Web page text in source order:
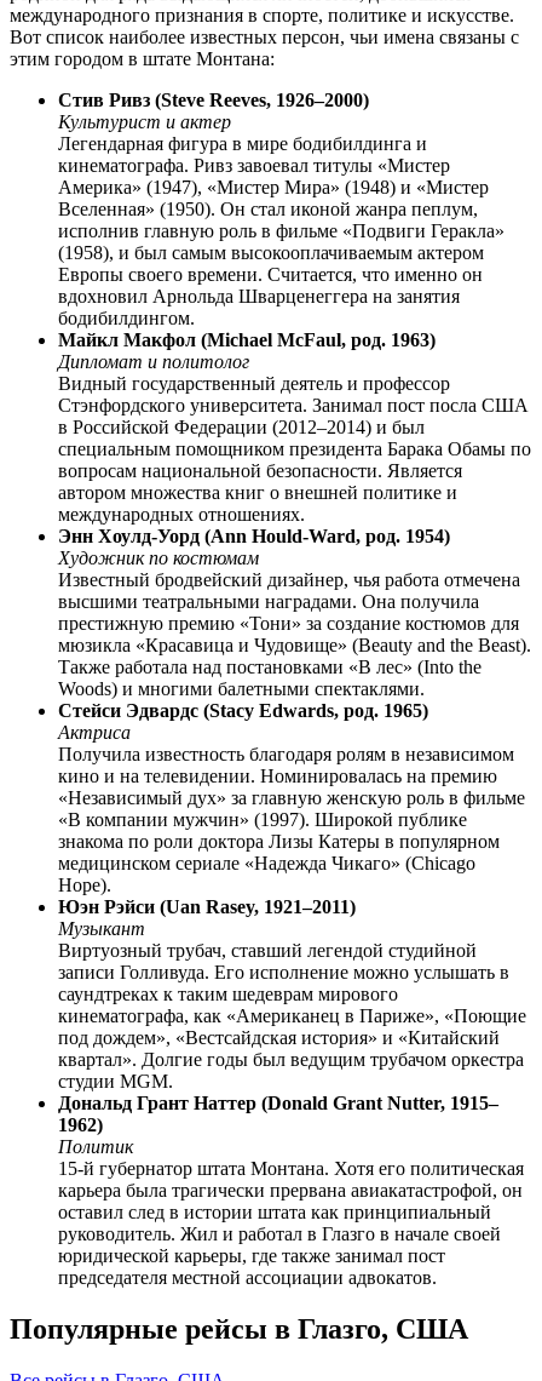
международного признания в спорте, политике и искусстве.
Вот список наиболее известных персон, чьи имена связаны с
этим городом в штате Монтана:
Стив Ривз (Steve Reeves, 1926–2000)
Культурист и актер
Легендарная фигура в мире бодибилдинга и
кинематографа. Ривз завоевал титулы «Мистер
Америка» (1947), «Мистер Мира» (1948) и «Мистер
Вселенная» (1950). Он стал иконой жанра пеплум,
исполнив главную роль в фильме «Подвиги Геракла»
(1958), и был самым высокооплачиваемым актером
Европы своего времени. Считается, что именно он
вдохновил Арнольда Шварценеггера на занятия
бодибилдингом.
Майкл Макфол (Michael McFaul, род. 1963)
Дипломат и политолог
Видный государственный деятель и профессор
Стэнфордского университета. Занимал пост посла США
в Российской Федерации (2012–2014) и был
специальным помощником президента Барака Обамы по
вопросам национальной безопасности. Является
автором множества книг о внешней политике и
международных отношениях.
Энн Хоулд-Уорд (Ann Hould-Ward, род. 1954)
Художник по костюмам
Известный бродвейский дизайнер, чья работа отмечена
высшими театральными наградами. Она получила
престижную премию «Тони» за создание костюмов для
мюзикла «Красавица и Чудовище» (Beauty and the Beast).
Также работала над постановками «В лес» (Into the
Woods) и многими балетными спектаклями.
Стейси Эдвардс (Stacy Edwards, род. 1965)
Актриса
Получила известность благодаря ролям в независимом
кино и на телевидении. Номинировалась на премию
«Независимый дух» за главную женскую роль в фильме
«В компании мужчин» (1997). Широкой публике
знакома по роли доктора Лизы Катеры в популярном
медицинском сериале «Надежда Чикаго» (Chicago
Hope).
Юэн Рэйси (Uan Rasey, 1921–2011)
Музыкант
Виртуозный трубач, ставший легендой студийной
записи Голливуда. Его исполнение можно услышать в
саундтреках к таким шедеврам мирового
кинематографа, как «Американец в Париже», «Поющие
под дождем», «Вестсайдская история» и «Китайский
квартал». Долгие годы был ведущим трубачом оркестра
студии MGM.
Дональд Грант Наттер (Donald Grant Nutter, 1915–
1962)
Политик
15-й губернатор штата Монтана. Хотя его политическая
карьера была трагически прервана авиакатастрофой, он
оставил след в истории штата как принципиальный
руководитель. Жил и работал в Глазго в начале своей
юридической карьеры, где также занимал пост
председателя местной ассоциации адвокатов.
Популярные рейсы в Глазго, США